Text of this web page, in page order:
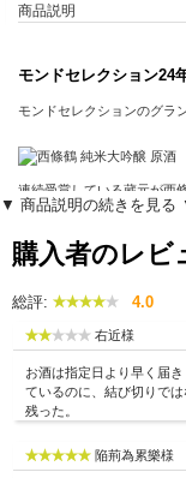
商品説明
モンドセレクション
モンドセレクションのグラ
連続受賞している蔵元が西
獲得した受賞酒なのです！
世界で認められた日本酒、
心ですよね。
西條鶴（さいじょうつる）
治中期に建てられたそのま
【このお酒の酒質】
精米歩合
日本酒度
+5.0
▼ 商品説明の続きを見る
購入者のレビ
総評: 4.0
右近様
お酒は指定日より早く届
ているのに、結び切りで
残った。
陥荊為累樂様